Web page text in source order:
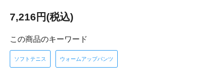
7,216円(税込)
この商品のキーワード
ソフトテニス ウォームアップパンツ